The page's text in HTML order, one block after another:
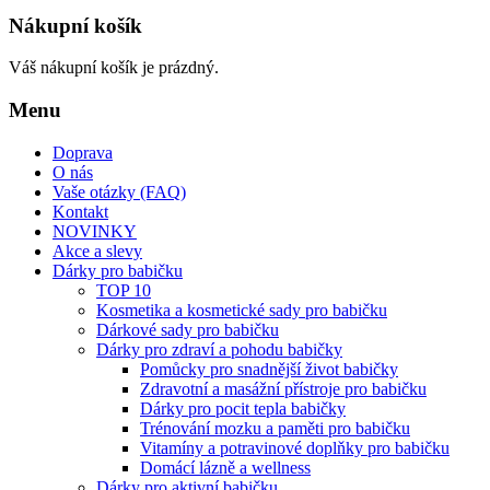
Nákupní košík
Váš nákupní košík je prázdný.
Menu
Doprava
O nás
Vaše otázky (FAQ)
Kontakt
NOVINKY
Akce a slevy
Dárky pro babičku
TOP 10
Kosmetika a kosmetické sady pro babičku
Dárkové sady pro babičku
Dárky pro zdraví a pohodu babičky
Pomůcky pro snadnější život babičky
Zdravotní a masážní přístroje pro babičku
Dárky pro pocit tepla babičky
Trénování mozku a paměti pro babičku
Vitamíny a potravinové doplňky pro babičku
Domácí lázně a wellness